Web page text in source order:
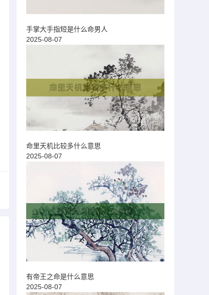
手掌大手指短是什么命男人
2025-08-07
命里天机比较多什么意思
2025-08-07
有帝王之命是什么意思
2025-08-07